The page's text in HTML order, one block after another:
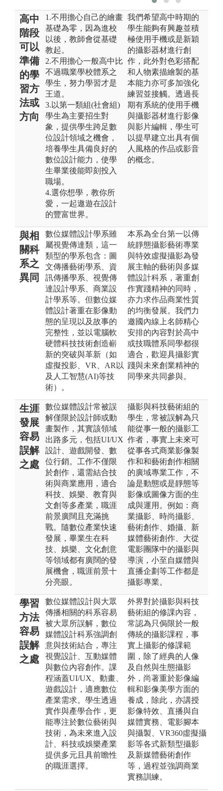
高中
階段
可以
準備
的學
習方
法或
方向
1.不用擔心自己的繪畫
基礎為零，因為進校
以後，教師會從基礎
教起。
2.不用擔心一般高中比
不過職業學校體系之
學生，努力學習才是
王道。
3.以第一類組(社會組)
學生為主要招生對
象，提供學生跨足數
位設計領域之機會，
培養學生具備良好的
數位設計能力，使學
生畢業後能即刻投入
職場。
4.選你想學，教你所
愛，一起遨遊在設計
的豐富世界。
我們希望高中時期的
學生能夠有興趣並積
極使用手機或是新穎
的攝影器材進行創
作，此外對色彩搭配
和人物素描繪製的基
本能力亦可多加強化
練習並接觸。透過長
期有系統的使用手機
與攝影器材進行影像
與影片編輯，學生可
以提早建立出具有個
人風格的作品或影音
的概念。
與相
關科
系之
異同
數位媒體設計學系雖
屬視覺傳達類，這一
類型的學系包含：圖
文傳播藝術學系、資
訊傳播學系、視覺傳
達設計學系、商業設
計學系等。但數位媒
體設計著重在影像動
態的呈現以及故事的
完整性，並以電腦軟
硬體科技技術創造嶄
新的突破與革新（如
虛擬投影、VR、AR以
及人工智慧(AI)等技
術）。
本系為全台第一以傳
統靜態攝影藝術專業
與特效虛擬攝影為發
展主軸的藝術與多媒
體設計科系，著重創
作實踐精神的同時，
亦力求作品商業性質
的均衡發展。我們力
邀國內線上名師精心
安排的內容對於高中
或技職體系同學都很
適合，歡迎具攝影實
踐與未來創業精神的
同學來共同參與。
生涯
發展
容易
誤解
之處
數位媒體設計常被誤
解僅限於設計師或動
畫製作，其實該領域
出路多元，包括UI/UX
設計、遊戲開發、數
位行銷。工作不僅限
於創作，還需結合技
術與商業應用，適合
科技、娛樂、教育與
文創等多產業，職涯
前景廣闊且充滿挑
戰。隨數位產業快速
發展，畢業生在科
技、娛樂、文化創意
等領域都有廣闊的發
展機會，職涯前景十
分亮眼。
攝影與科技藝術組的
學生，常被誤解為只
能從事一般的攝影工
作者，事實上未來可
從事各式商業影像製
作和和藝術創作相關
的廣域專業工作，不
論是動態或是靜態等
影像或圖像方面的生
成與運用。例如：商
業攝影、時尚攝影、
藝術創作、婚攝、新
媒體藝術創作、大從
電影團隊中的攝影與
導演，小至自媒體與
直播企劃等工作都是
攝影專業。
學習
方法
容易
誤解
之處
數位媒體設計與大眾
傳播相關的科系容易
被大眾所誤解，數位
媒體設計科系強調創
意與技術結合，專注
視覺設計、互動媒體
與數位內容創作。課
程涵蓋UI/UX、動畫、
遊戲設計，適應數位
產業需求。學生透過
實作與產學合作，更
能專注於數位藝術與
技術，為未來進入設
計、科技或娛樂產業
提供多元且具前瞻性
的職涯選擇。
外界對於攝影與科技
藝術組的修課內容，
常認為只侷限於一般
傳統的攝影課程，事
實上攝影的修課範
圍，除了經典的人像
及自然與生態攝影
外，尚著重於影像編
輯和影像美學方面的
養成，除此，亦講授
影像特效、直播與自
媒體實務、電影腳本
與攝製、VR360虛擬攝
影等各式新類型攝影
及新媒體藝術創作
等，過程並強調商業
實務訓練。